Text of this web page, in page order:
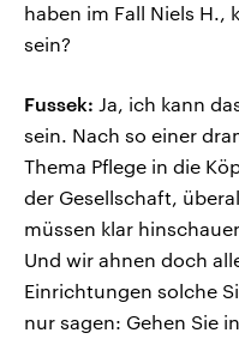
haben im Fall Niels H.,
sein?
Fussek: Ja, ich kann
sein. Nach so einer
Thema Pflege in die
der Gesellschaft,
müssen klar
Und wir ahnen doch
Einrichtungen solche
nur sagen: Gehen Sie